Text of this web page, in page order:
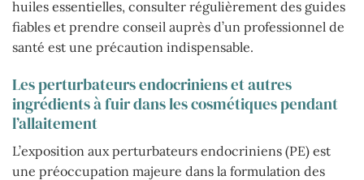
huiles essentielles, consulter régulièrement des guides
fiables et prendre conseil auprès d’un professionnel de
santé est une précaution indispensable.
Les perturbateurs endocriniens et autres
ingrédients à fuir dans les cosmétiques pendant
l’allaitement
L’exposition aux perturbateurs endocriniens (PE) est
une préoccupation majeure dans la formulation des